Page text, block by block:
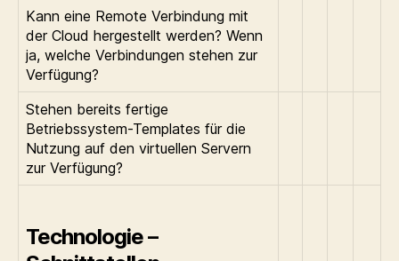
Kann eine Remote Verbindung mit
der Cloud hergestellt werden? Wenn
ja, welche Verbindungen stehen zur
Verfügung?
Stehen bereits fertige
Betriebssystem-Templates für die
Nutzung auf den virtuellen Servern
zur Verfügung?
Technologie –